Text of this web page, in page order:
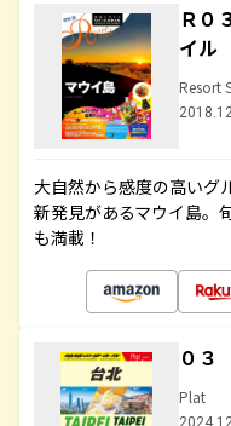
Ｒ０
イル
Resort
大自然から感度の高いグ
新発見があるマウイ島。
も満載！
０
Plat